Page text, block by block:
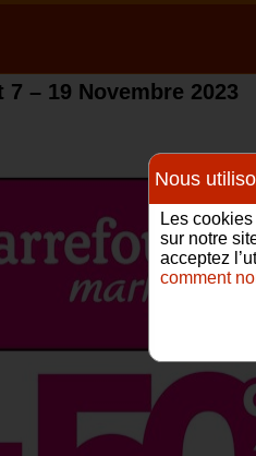
– 19 Novembre 2023
Nous
Les
sur notre
acceptez
comment